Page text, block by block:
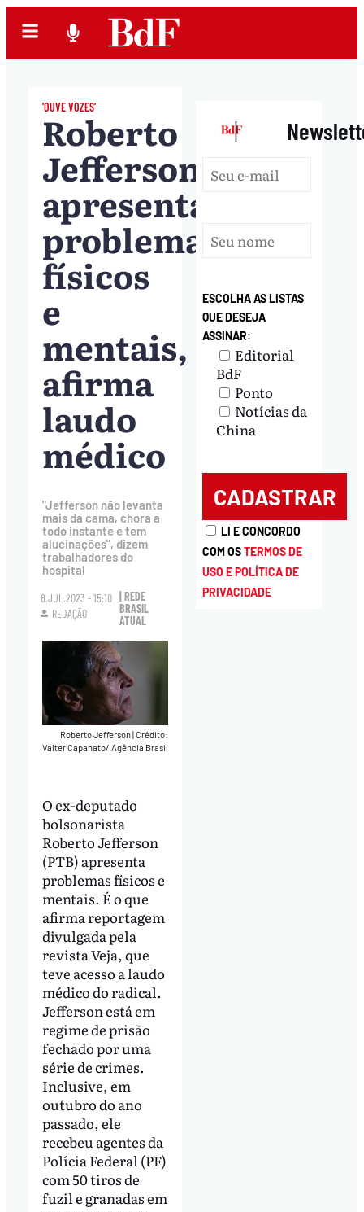
'OUVE VOZES'
Roberto
Jefferson
apresenta
problemas
físicos
e
mentais,
afirma
laudo
médico
"Jefferson não levanta
mais da cama, chora a
todo instante e tem
alucinações", dizem
trabalhadores do
hospital
8.JUL.2023 - 15:10
REDAÇÃO
| REDE
BRASIL
ATUAL
Roberto Jefferson|Crédito:
Valter Capanato/ Agência Brasil
O ex-deputado
bolsonarista
Roberto Jefferson
(PTB) apresenta
problemas físicos e
mentais. É o que
afirma reportagem
divulgada pela
revista Veja, que
teve acesso a laudo
médico do radical.
Jefferson está em
regime de prisão
fechado por uma
série de crimes.
Inclusive, em
outubro do ano
passado, ele
recebeu agentes da
Polícia Federal (PF)
com 50 tiros de
fuzil e granadas em
|
ESCOLHA AS LISTAS
QUE DESEJA
ASSINAR:
Editorial
BdF
Ponto
Notícias da
China
LI E CONCORDO
COM OSTERMOS DE
USO E POLÍTICA DE
PRIVACIDADE